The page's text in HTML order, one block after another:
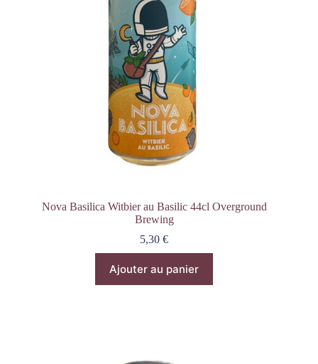
Nova Basilica Witbier au Basilic 44cl Overground
Brewing
5,30€
Ajouter au panier